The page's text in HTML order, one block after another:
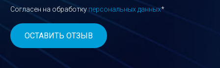
Согласен на обработку персональных данных*